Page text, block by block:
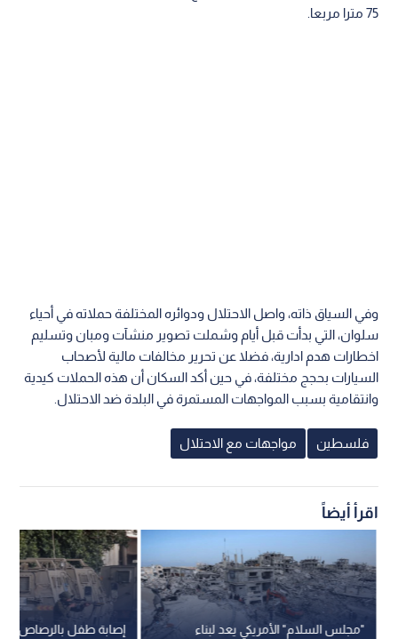
75 مترا مربعا.
وفي السياق ذاته، واصل الاحتلال ودوائره المختلفة حملاته في أحياء
سلوان، التي بدأت قبل أيام وشملت تصوير منشآت ومبان وتسليم
اخطارات هدم ادارية، فضلا عن تحرير مخالفات مالية لأصحاب
السيارات بحجج مختلفة، في حين أكد السكان أن هذه الحملات كيدية
وانتقامية بسبب المواجهات المستمرة في البلدة ضد الاحتلال.
فلسطين مواجهات مع الاحتلال
اقرأ أيضاً
إصابة طفل بالرصاص
"مجلس السلام" الأمريكي يعد لبناء